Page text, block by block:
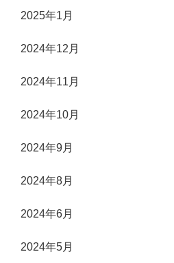
2025年1月
2024年12月
2024年11月
2024年10月
2024年9月
2024年8月
2024年6月
2024年5月